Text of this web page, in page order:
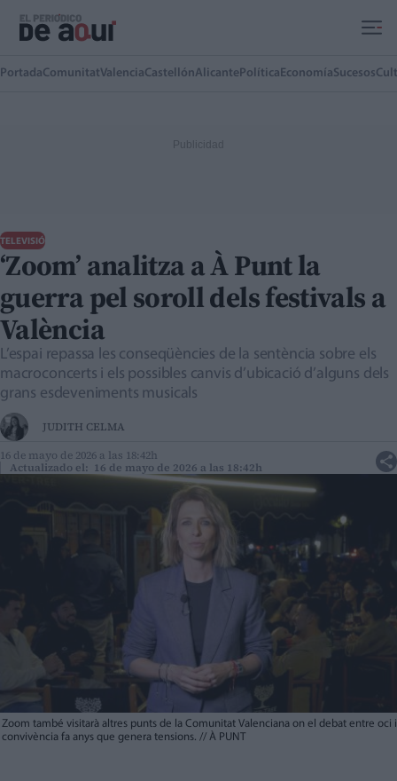
PortadaComunitatValenciaCastellónAlicante Política EconomíaSucesos
TELEVISIÓ
‘Zoom’ analitza a À Punt la
guerra pel soroll dels festivals a
València
L’espai repassa les conseqüències de la sentència sobre els
macroconcerts i els possibles canvis d’ubicació d’alguns dels
grans esdeveniments musicals
JUDITH CELMA
16 de mayo de 2026 a las 18:42h
Actualizado el: 16 de mayo de 2026 a las 18:42h
Zoom també visitarà altres punts de la Comunitat Valenciana on el debat entre oci i
convivència fa anys que genera tensions. // À PUNT